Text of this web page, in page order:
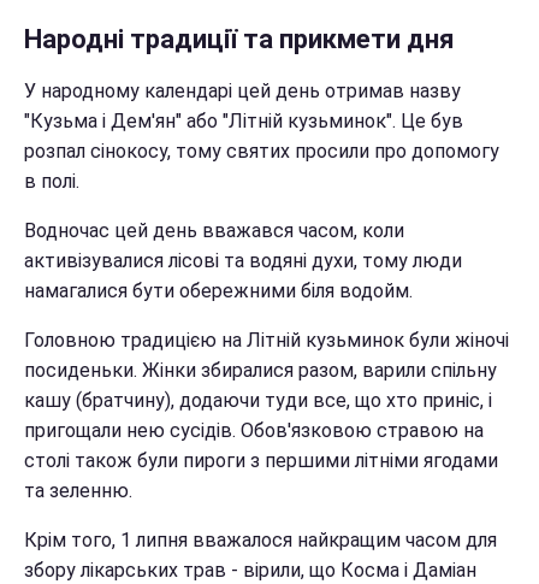
Народні традиції та прикмети дня
У народному календарі цей день отримав назву
"Кузьма і Дем'ян" або "Літній кузьминок". Це був
розпал сінокосу, тому святих просили про допомогу
в полі.
Водночас цей день вважався часом, коли
активізувалися лісові та водяні духи, тому люди
намагалися бути обережними біля водойм.
Головною традицією на Літній кузьминок були жіночі
посиденьки. Жінки збиралися разом, варили спільну
кашу (братчину), додаючи туди все, що хто приніс, і
пригощали нею сусідів. Обов'язковою стравою на
столі також були пироги з першими літніми ягодами
та зеленню.
Крім того, 1 липня вважалося найкращим часом для
збору лікарських трав - вірили, що Косма і Даміан